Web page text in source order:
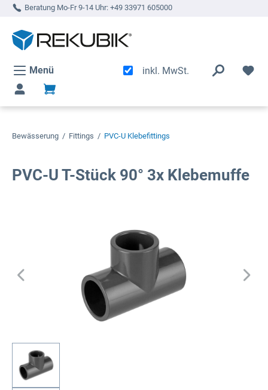
springen
Beratung Mo-Fr 9-14 Uhr: +49 33971 605000
Menü inkl. MwSt.
Bewässerung / Fittings / PVC-U Klebefittings
PVC-U T-Stück 90° 3x Klebemuffe